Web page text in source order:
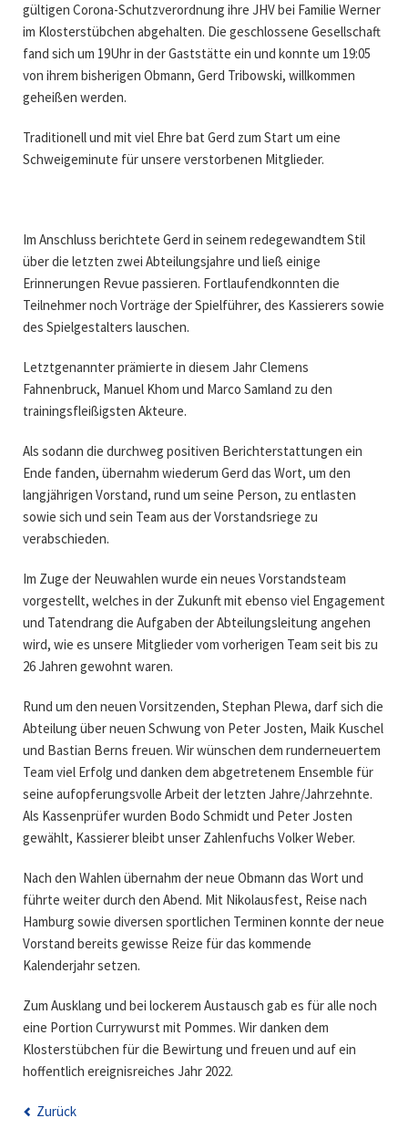
gültigen Corona-Schutzverordnung ihre JHV bei Familie Werner
im Klosterstübchen abgehalten. Die geschlossene Gesellschaft
fand sich um 19Uhr in der Gaststätte ein und konnte um 19:05
von ihrem bisherigen Obmann, Gerd Tribowski, willkommen
geheißen werden.
Traditionell und mit viel Ehre bat Gerd zum Start um eine
Schweigeminute für unsere verstorbenen Mitglieder.
Im Anschluss berichtete Gerd in seinem redegewandtem Stil
über die letzten zwei Abteilungsjahre und ließ einige
Erinnerungen Revue passieren. Fortlaufendkonnten die
Teilnehmer noch Vorträge der Spielführer, des Kassierers sowie
des Spielgestalters lauschen.
Letztgenannter prämierte in diesem Jahr Clemens
Fahnenbruck, Manuel Khom und Marco Samland zu den
trainingsfleißigsten Akteure.
Als sodann die durchweg positiven Berichterstattungen ein
Ende fanden, übernahm wiederum Gerd das Wort, um den
langjährigen Vorstand, rund um seine Person, zu entlasten
sowie sich und sein Team aus der Vorstandsriege zu
verabschieden.
Im Zuge der Neuwahlen wurde ein neues Vorstandsteam
vorgestellt, welches in der Zukunft mit ebenso viel Engagement
und Tatendrang die Aufgaben der Abteilungsleitung angehen
wird, wie es unsere Mitglieder vom vorherigen Team seit bis zu
26 Jahren gewohnt waren.
Rund um den neuen Vorsitzenden, Stephan Plewa, darf sich die
Abteilung über neuen Schwung von Peter Josten, Maik Kuschel
und Bastian Berns freuen. Wir wünschen dem runderneuertem
Team viel Erfolg und danken dem abgetretenem Ensemble für
seine aufopferungsvolle Arbeit der letzten Jahre/Jahrzehnte.
Als Kassenprüfer wurden Bodo Schmidt und Peter Josten
gewählt, Kassierer bleibt unser Zahlenfuchs Volker Weber.
Nach den Wahlen übernahm der neue Obmann das Wort und
führte weiter durch den Abend. Mit Nikolausfest, Reise nach
Hamburg sowie diversen sportlichen Terminen konnte der neue
Vorstand bereits gewisse Reize für das kommende
Kalenderjahr setzen.
Zum Ausklang und bei lockerem Austausch gab es für alle noch
eine Portion Currywurst mit Pommes. Wir danken dem
Klosterstübchen für die Bewirtung und freuen und auf ein
hoffentlich ereignisreiches Jahr 2022.
Zurück